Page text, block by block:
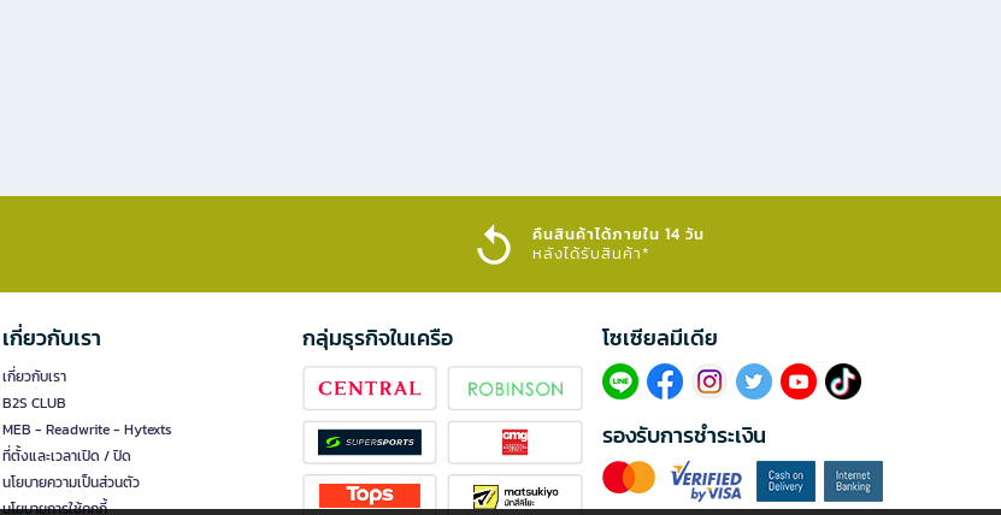
คืนสินค้าได้ภายใน 14 วัน
หลังได้รับสินค้า*
เกี่ยวกับเรา
เกี่ยวกับเรา
B2S CLUB
MEB - Readwrite - Hytexts
ที่ตั้งและเวลาเปิด / ปิด
นโยบายความเป็นส่วนตัว
นโยบายการใช้คุกกี้
กลุ่มธุรกิจในเครือ โซเซียลมีเดีย​
รองรับการชำระเงิน